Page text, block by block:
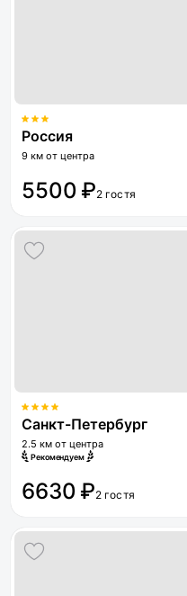
Россия
9 км от центра
5500 ₽2 гостя
Санкт-Петербург
2.5 км от центра
Рекомендуем
6630 ₽2 гостя